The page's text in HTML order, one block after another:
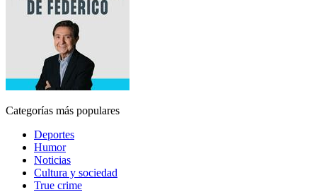
Categorías más populares
Deportes
Humor
Noticias
Cultura y sociedad
True crime